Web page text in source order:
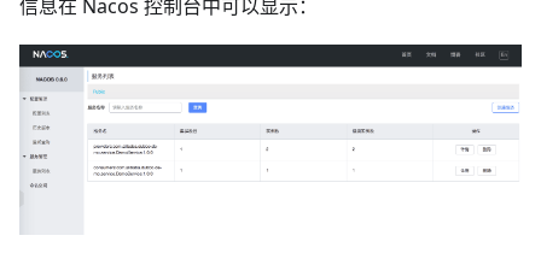
信息在 Nacos 控制台中可以显示：